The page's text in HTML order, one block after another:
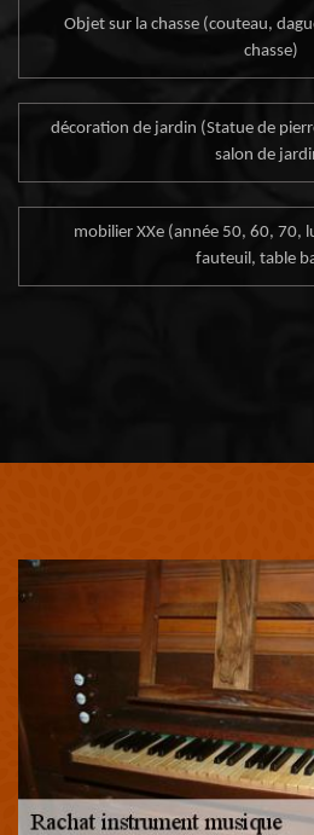
Objet sur la chasse (couteau,
chasse)
décoration de jardin (Statue de
salon de
mobilier XXe (année 50, 60, 70,
fauteuil, table